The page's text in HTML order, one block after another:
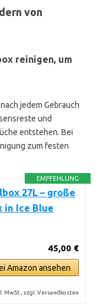
von
reinigen, um
jedem Gebrauch
und
entstehen. Bei
zum festen
EMPFEHLUNG
27L – große
in Ice Blue
45,00 €
Amazon ansehen
MwSt., zzgl. Versandkosten